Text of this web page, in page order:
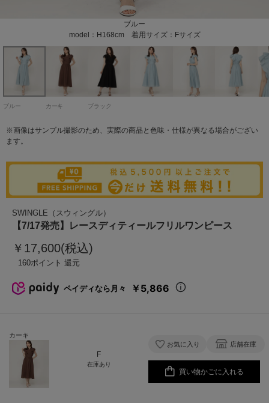
ブルー
model：H168cm 着用サイズ：Fサイズ
カーキ
model：H168cm 着用サイズ：Fサイズ
ブラック
model：H168cm 着用サイズ：Fサイズ
model：H168cm 着用サイズ：Fサイズ
model：H168cm 着用サイズ：Fサイズ
model：H168cm 着用サイズ：Fサイズ
model：H168cm 着用サイズ：Fサイズ
model：H168cm 着用サイズ：Fサイズ
model：H168cm 着用サイズ：Fサイズ
model：H168cm 着用サイズ：Fサイズ
model：H168cm 着用サイズ：Fサイズ
model：H168cm 着用サイズ：Fサイズ
ブルー カーキ ブラック
※画像はサンプル撮影のため、実際の商品と色味・仕様が異なる場合がござい
ます。
SWINGLE（スウィングル）
【7/17発売】レースディティールフリルワンピース
￥17,600(税込)
160
カーキ
F
在庫あり
お気に入り 店舗在庫
買い物かごに入れる
ペイディなら月々 ￥5,866